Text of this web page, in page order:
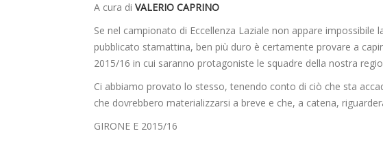
A cura di VALERIO CAPRINO
Se nel campionato di Eccellenza Laziale non appare impossibile
pubblicato stamattina, ben più duro è certamente provare a
2015/16 in cui saranno protagoniste le squadre della nostra
Ci abbiamo provato lo stesso, tenendo conto di ciò che sta
che dovrebbero materializzarsi a breve e che, a catena,
GIRONE E 2015/16